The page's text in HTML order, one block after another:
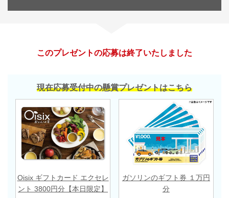
このプレゼントの応募は終了いたしました
現在応募受付中の懸賞プレゼントはこちら
Oisix ギフトカード エクセレ
ント 3800円分【本日限定】
ガソリンのギフト券 １万円
分